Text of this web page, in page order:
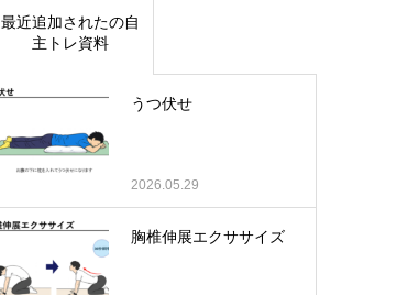
最近追加されたの自
主トレ資料
うつ伏せ
2026.05.29
胸椎伸展エクササイズ